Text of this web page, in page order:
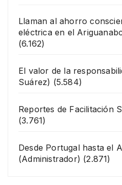
Llaman al ahorro
eléctrica en el
(6.162)
El valor de la
Suárez) (5.584)
Reportes de Facilitación
(3.761)
Desde Portugal hasta el
(Administrador) (2.871)